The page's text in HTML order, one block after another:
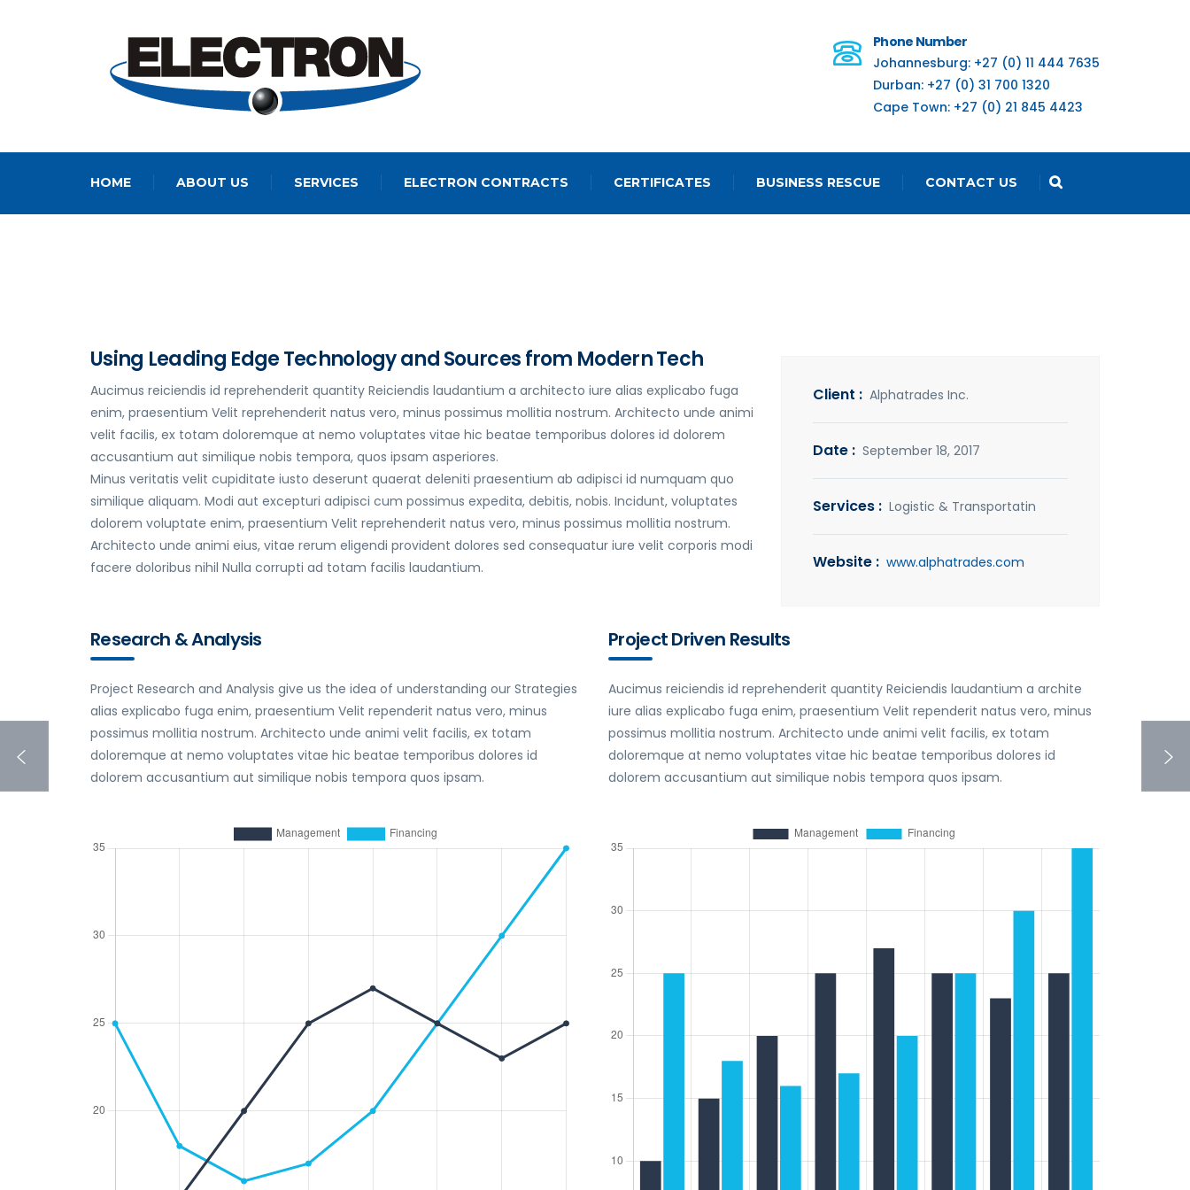
Phone Number
Johannesburg: +27 (0) 11 444 7635
Durban: +27 (0) 31 700 1320
Cape Town: +27 (0) 21 845 4423
HOME ABOUT US SERVICES ELECTRON CONTRACTS CERTIFICATES BUSINESS RESCUE CONTACT US
Using Leading Edge Technology and Sources from Modern Tech
Aucimus reiciendis id reprehenderit quantity Reiciendis laudantium a architecto iure alias explicabo fuga
enim, praesentium Velit reprehenderit natus vero, minus possimus mollitia nostrum. Architecto unde animi
velit facilis, ex totam doloremque at nemo voluptates vitae hic beatae temporibus dolores id dolorem
accusantium aut similique nobis tempora, quos ipsam asperiores.
Minus veritatis velit cupiditate iusto deserunt quaerat deleniti praesentium ab adipisci id numquam quo
similique aliquam. Modi aut excepturi adipisci cum possimus expedita, debitis, nobis. Incidunt, voluptates
dolorem voluptate enim, praesentium Velit reprehenderit natus vero, minus possimus mollitia nostrum.
Architecto unde animi eius, vitae rerum eligendi provident dolores sed consequatur iure velit corporis modi
facere doloribus nihil Nulla corrupti ad totam facilis laudantium.
Client : Alphatrades Inc.
Date : September 18, 2017
Services : Logistic & Transportatin
Website : www.alphatrades.com
Research & Analysis
Project Research and Analysis give us the idea of understanding our Strategies
alias explicabo fuga enim, praesentium Velit rependerit natus vero, minus
possimus mollitia nostrum. Architecto unde animi velit facilis, ex totam
doloremque at nemo voluptates vitae hic beatae temporibus dolores id
dolorem accusantium aut similique nobis tempora quos ipsam.
Project Driven Results
Aucimus reiciendis id reprehenderit quantity Reiciendis laudantium a archite
iure alias explicabo fuga enim, praesentium Velit rependerit natus vero, minus
possimus mollitia nostrum. Architecto unde animi velit facilis, ex totam
doloremque at nemo voluptates vitae hic beatae temporibus dolores id
dolorem accusantium aut similique nobis tempora quos ipsam.